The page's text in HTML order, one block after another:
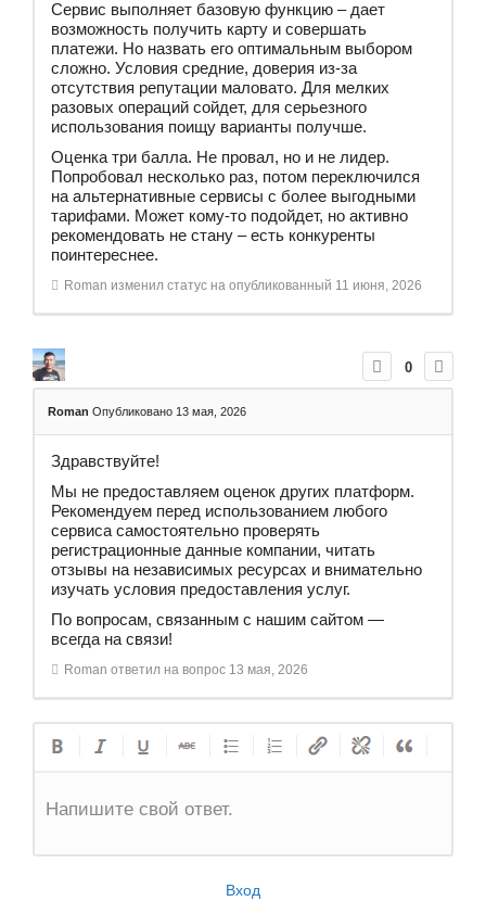
Сервис выполняет базовую функцию – дает
возможность получить карту и совершать
платежи. Но назвать его оптимальным выбором
сложно. Условия средние, доверия из-за
отсутствия репутации маловато. Для мелких
разовых операций сойдет, для серьезного
использования поищу варианты получше.
Оценка три балла. Не провал, но и не лидер.
Попробовал несколько раз, потом переключился
на альтернативные сервисы с более выгодными
тарифами. Может кому-то подойдет, но активно
рекомендовать не стану – есть конкуренты
поинтереснее.
Roman изменил статус на опубликованный 11 июня, 2026
0
Roman Опубликовано 13 мая, 2026
Здравствуйте!
Мы не предоставляем оценок других платформ.
Рекомендуем перед использованием любого
сервиса самостоятельно проверять
регистрационные данные компании, читать
отзывы на независимых ресурсах и внимательно
изучать условия предоставления услуг.
По вопросам, связанным с нашим сайтом —
всегда на связи!
Roman ответил на вопрос 13 мая, 2026
Напишите свой ответ.
Вход